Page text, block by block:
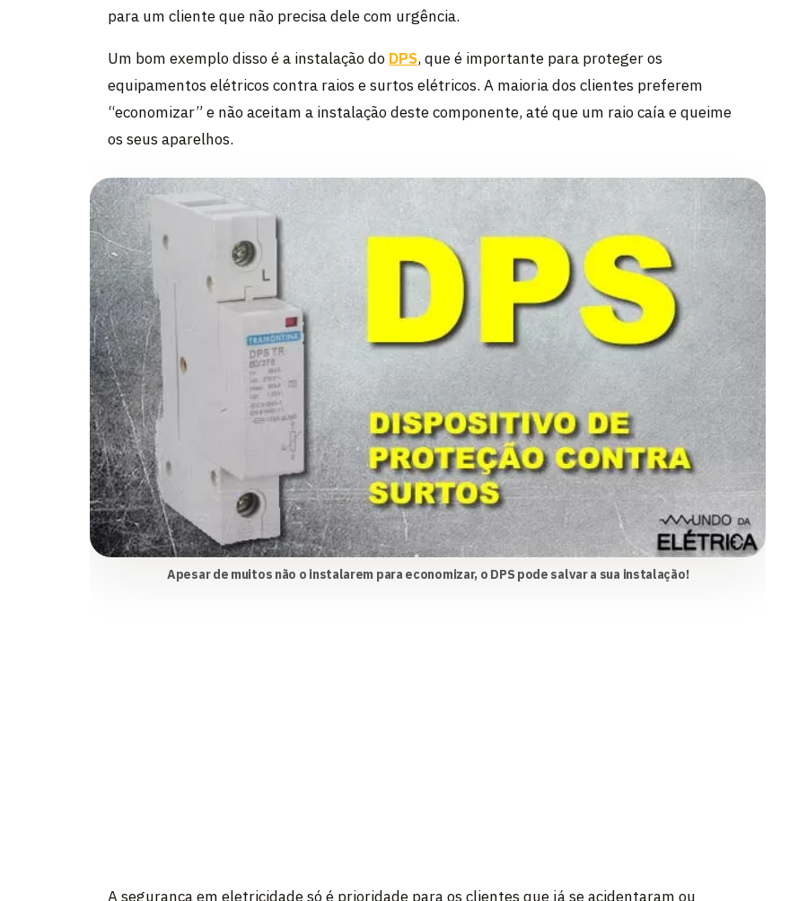
para um cliente que não precisa dele com urgência.
Um bom exemplo disso é a instalação do DPS, que é importante para proteger os
equipamentos elétricos contra raios e surtos elétricos. A maioria dos clientes preferem
“economizar” e não aceitam a instalação deste componente, até que um raio caía e queime
os seus aparelhos.
Apesar de muitos não o instalarem para economizar, o DPS pode salvar a sua instalação!
A segurança em eletricidade só é prioridade para os clientes que já se acidentaram ou